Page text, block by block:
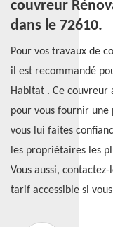
couvreur
dans le 72610.
Pour vos travaux de
il est recommandé
Habitat . Ce couvreur
pour vous fournir une
vous lui faites
les propriétaires les
Vous aussi,
tarif accessible si